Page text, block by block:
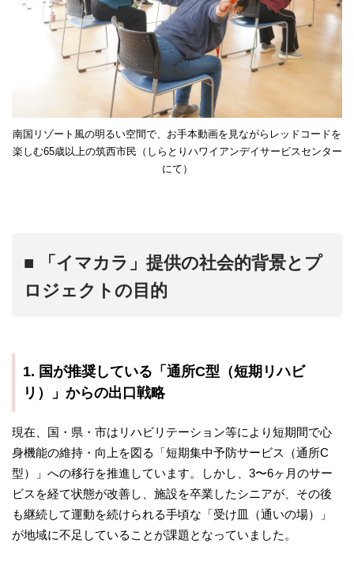
南国リゾート風の明るい空間で、お手本動画を見ながらレッドコードを
楽しむ65歳以上の筑西市民（しらとりハワイアンデイサービスセンター
にて）
■ 「イマカラ」提供の社会的背景とプ
ロジェクトの目的
1. 国が推奨している「通所C型（短期リハビ
リ）」からの出口戦略
現在、国・県・市はリハビリテーション等により短期間で心
身機能の維持・向上を図る「短期集中予防サービス（通所C
型）」への移行を推進しています。しかし、3〜6ヶ月のサー
ビスを経て状態が改善し、施設を卒業したシニアが、その後
も継続して運動を続けられる手頃な「受け皿（通いの場）」
が地域に不足していることが課題となっていました。